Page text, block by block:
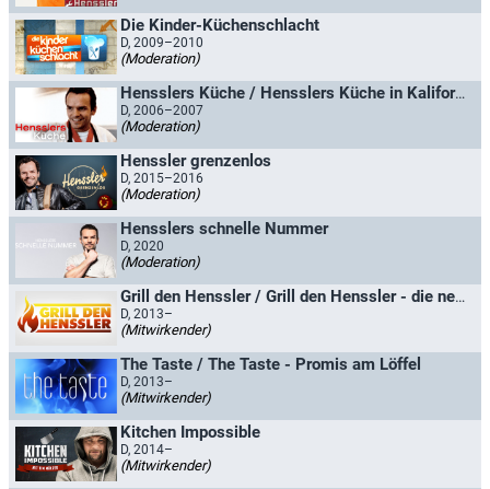
Die Kinder-Küchenschlacht
D, 2009–2010
(Moderation)
Hensslers Küche / Hensslers Küche in Kalifornien
D, 2006–2007
(Moderation)
Henssler grenzenlos
D, 2015–2016
(Moderation)
Hensslers schnelle Nummer
D, 2020
(Moderation)
Grill den Henssler / Grill den Henssler - die neue Kocharena
D, 2013–
(Mitwirkender)
The Taste / The Taste - Promis am Löffel
D, 2013–
(Mitwirkender)
Kitchen Impossible
D, 2014–
(Mitwirkender)